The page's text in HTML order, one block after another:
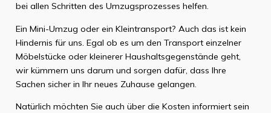
bei allen Schritten des Umzugsprozesses helfen.
Ein Mini-Umzug oder ein Kleintransport? Auch das ist kein
Hindernis für uns. Egal ob es um den Transport einzelner
Möbelstücke oder kleinerer Haushaltsgegenstände geht,
wir kümmern uns darum und sorgen dafür, dass Ihre
Sachen sicher in Ihr neues Zuhause gelangen.
Natürlich möchten Sie auch über die Kosten informiert sein